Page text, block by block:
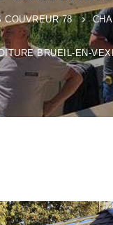
COUVREUR 78
BRUEIL-EN-